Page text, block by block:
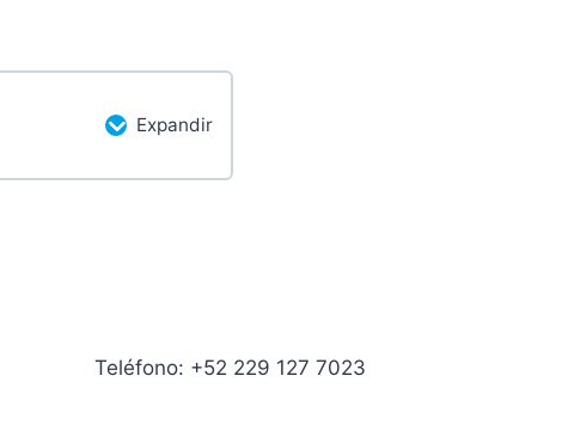
Expandir
Teléfono: +52 229 127 7023